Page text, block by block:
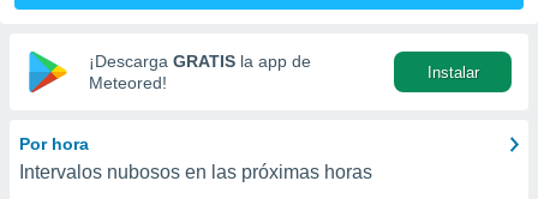
las
y
digital
basada
¡Descarga GRATIS la app de
Meteored!
Instalar
Por hora
Intervalos nubosos en las próximas horas